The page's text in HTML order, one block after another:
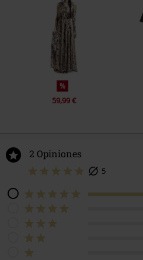
%
59,99 €
2 Opiniones
5